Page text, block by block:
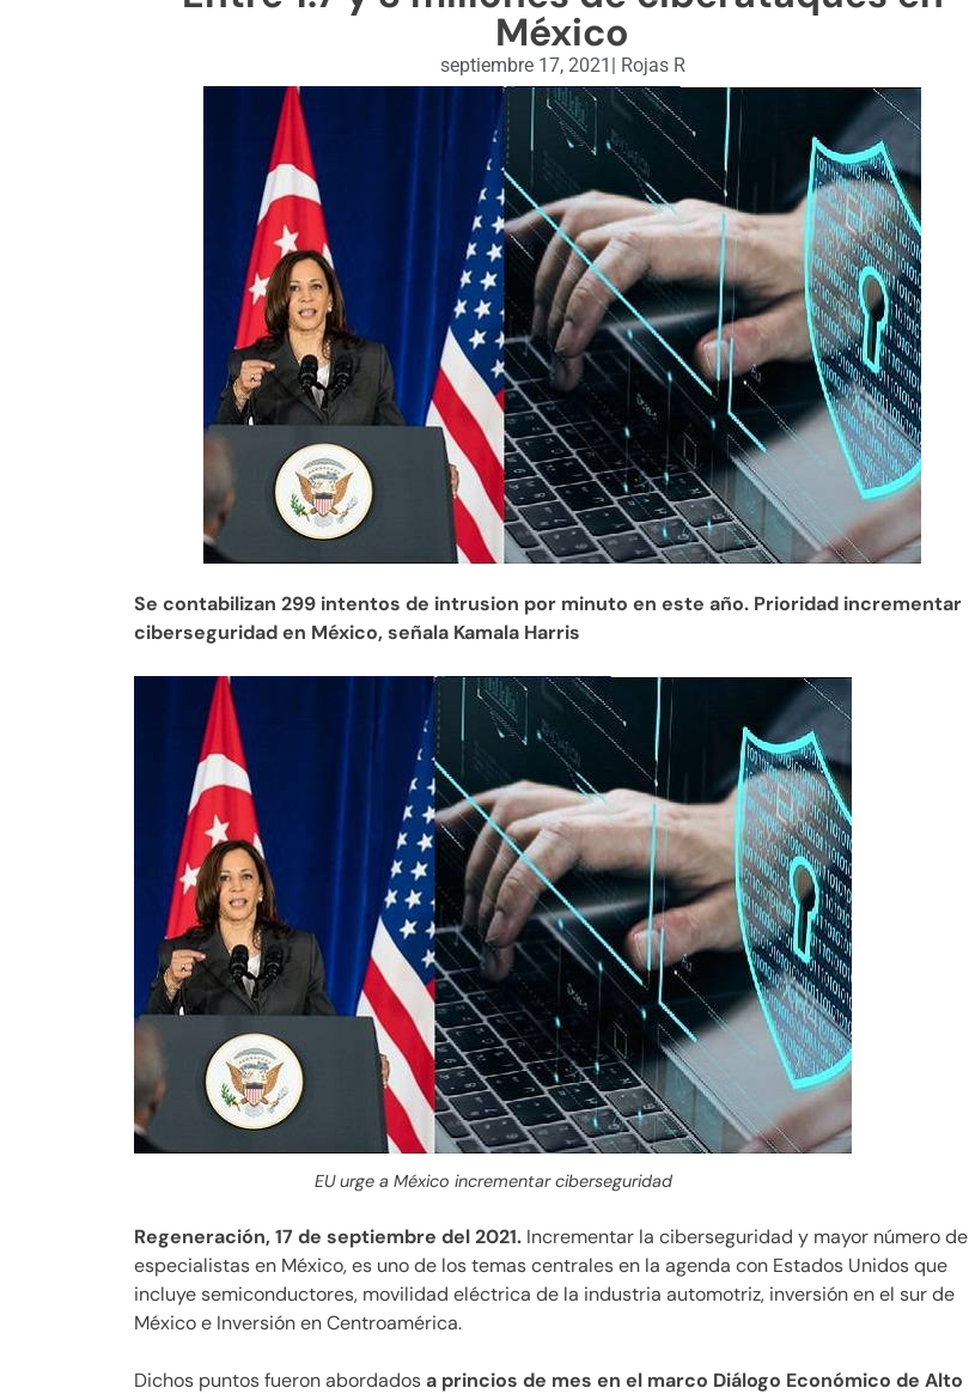
México
septiembre 17, 2021 Rojas R
Se contabilizan 299 intentos de intrusion por minuto en este año. Prioridad incrementar
ciberseguridad en México, señala Kamala Harris
EU urge a México incrementar ciberseguridad
Regeneración, 17 de septiembre del 2021. Incrementar la ciberseguridad y mayor número de
especialistas en México, es uno de los temas centrales en la agenda con Estados Unidos que
incluye semiconductores, movilidad eléctrica de la industria automotriz, inversión en el sur de
México e Inversión en Centroamérica.
Dichos puntos fueron abordadosa princios de mes en el marco Diálogo Económico de Alto